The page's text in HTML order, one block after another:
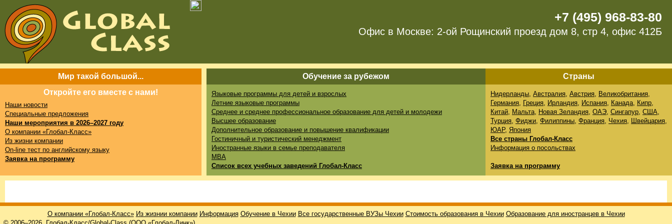
+7 (495) 968-83-80
Офис в Москве: 2-ой Рощинский проезд дом 8, стр 4, офис 412Б
Мир такой большой...
Откройте его вместе с нами!
Наши новости
Специальные предложения
Наши мероприятия в 2026–2027 году
О компании «Глобал-Класс»
Из жизни компании
On-line тест по английскому языку
Заявка на программу
Обучение за рубежом Страны
Языковые программы для детей и взрослых
Летние языковые программы
Среднее и среднее профессиональное образование для детей и молодежи
Высшее образование
Дополнительное образование и повышение квалификации
Гостиничный и туристический менеджмент
Иностранные языки в семье преподавателя
MBA
Список всех учебных заведений Глобал-Класс
Нидерланды, Австралия, Австрия, Великобритания,
Германия, Греция, Ирландия, Испания, Канада, Кипр,
Китай, Мальта, Новая Зеландия, ОАЭ, Сингапур, США,
Турция, Фиджи, Филиппины, Франция, Чехия, Швейцария,
ЮАР, Япония
Все страны Глобал-Класс
Информация о посольствах
Заявка на программу
О компании «Глобал-Класс» Из жизнии компании Информация Обучение в Чехии Все государственные ВУЗы Чехии Стоимость образования в Чехии Образование для иностранцев в Чехии